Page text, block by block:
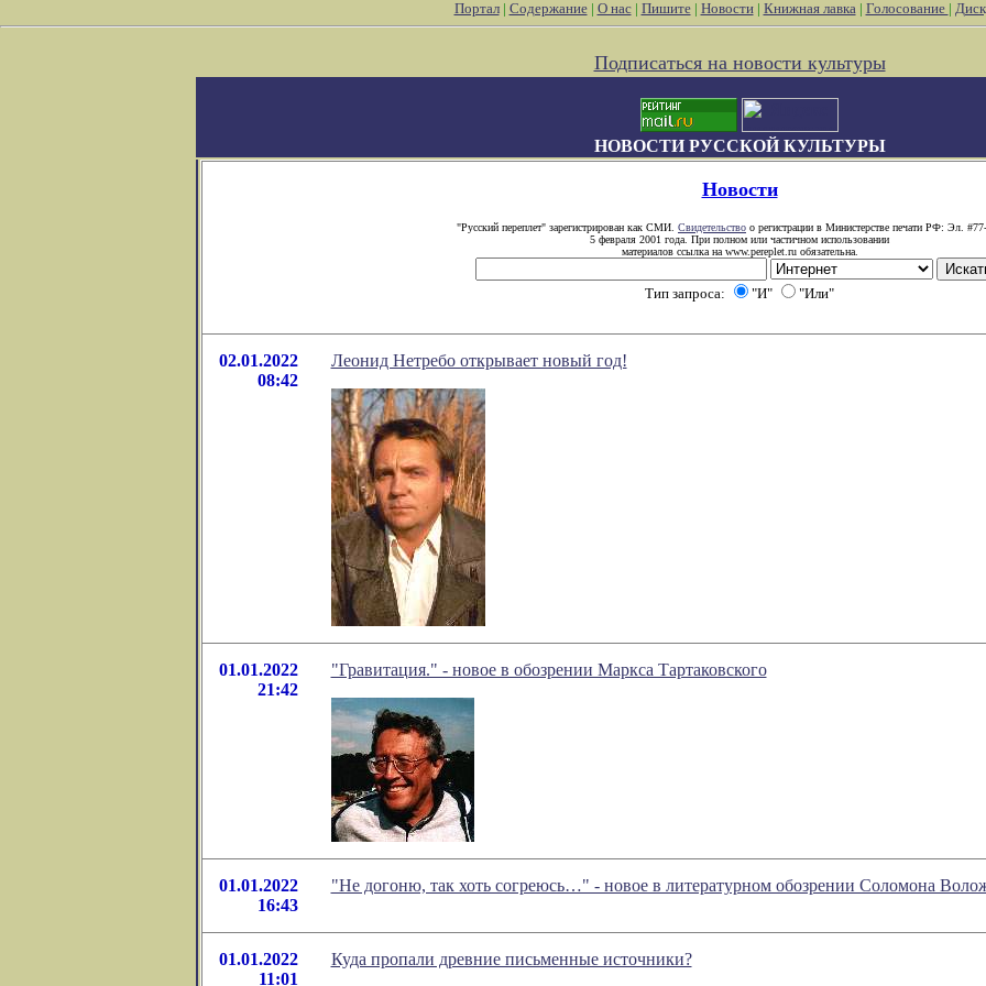
Портал| Содержание| О нас| Пишите| Новости| Книжная лавка| Голосование |
Подписаться на новости культуры
НОВОСТИ РУССКОЙ КУЛЬТУРЫ
Новости
"Русский переплет" зарегистрирован как СМИ. Свидетельство о регистрации в Министерстве печати РФ: Эл.
5 февраля 2001 года. При полном или частичном использовании
материалов ссылка на www.pereplet.ru обязательна.
Тип запроса: "И" "Или"
02.01.2022
08:42
Леонид Нетребо открывает новый год!
01.01.2022
21:42
"Гравитация." - новое в обозрении Маркса Тартаковского
01.01.2022
16:43
"Не догоню, так хоть согреюсь…" - новое в литературном обозрении Соломона
01.01.2022
11:01
Куда пропали древние письменные источники?